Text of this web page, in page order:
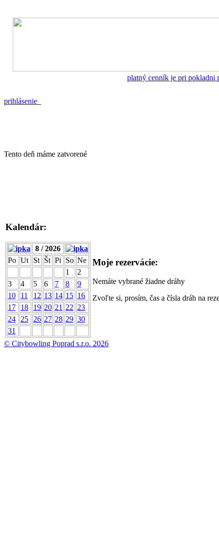
platný cenník je pri pokladni
prihlásenie
Tento deň máme zatvorené
Kalendár:
8 / 2026
Po Ut St Št Pi So Ne
1
2
3
4 5 6 7 8
9
10
11 12 13 14 15 16
17
18 19 20 21 22 23
24
25 26 27 28 29 30
31
Moje rezervácie:
Nemáte vybrané žiadne dráhy
Zvoľte si, prosím, čas a čísla dráh na
© Citybowling Poprad s.r.o. 2026